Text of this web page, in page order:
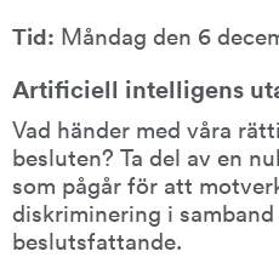
Tid: Måndag den 6
Artificiell intelligens
Vad händer med våra
besluten? Ta del av en
som pågår för att
diskriminering i
beslutsfattande.